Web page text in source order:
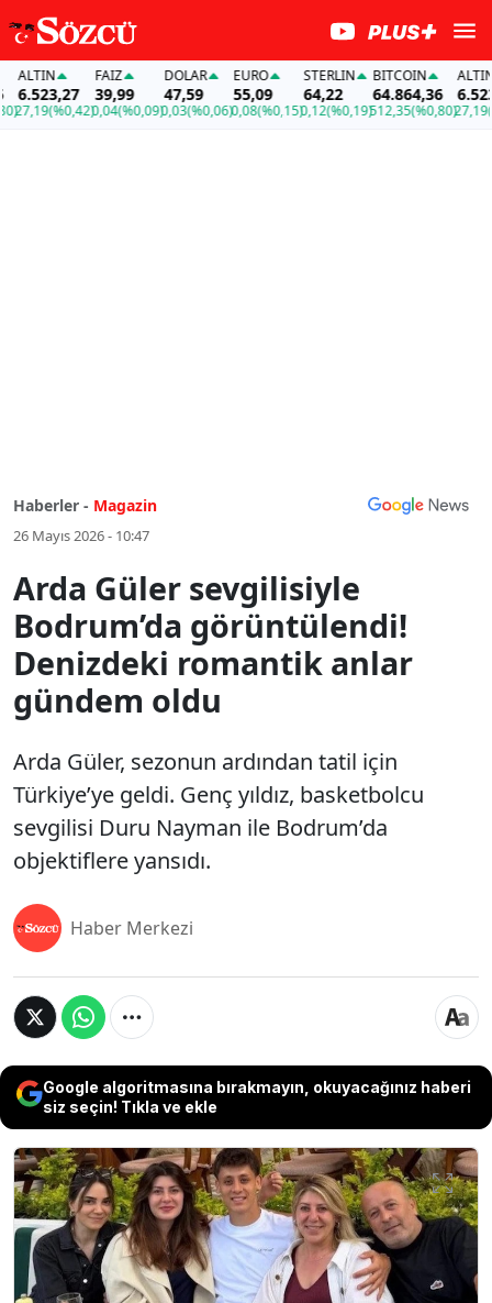
(%0,42)
FAİZ
39,99
0,04(%0,09)
DOLAR
47,59
0,03(%0,06)
EURO
55,09
0,08(%0,15)
STERLIN
64,22
0,12(%0,19)
BITCOIN
64.864,36
512,35(%0,80)
ALTIN
6.523,27
27,19(%0,42)
Haberler - Magazin
26 Mayıs 2026 - 10:47
Arda Güler sevgilisiyle
Bodrum’da görüntülendi!
Denizdeki romantik anlar
gündem oldu
Arda Güler, sezonun ardından tatil için
Türkiye’ye geldi. Genç yıldız, basketbolcu
sevgilisi Duru Nayman ile Bodrum’da
objektiflere yansıdı.
Haber Merkezi
Google algoritmasına bırakmayın, okuyacağınız haberi
siz seçin! Tıkla ve ekle